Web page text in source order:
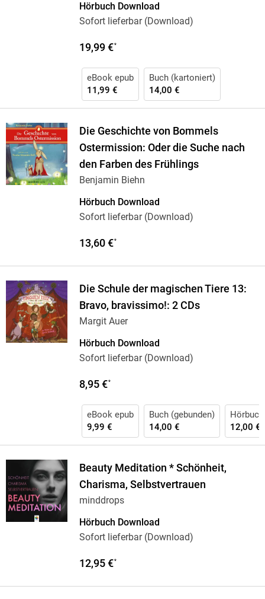
Hörbuch Download
Sofort lieferbar (Download)
19,99 €*
eBook epub
11,99 €
Buch (kartoniert)
14,00 €
Die Geschichte von Bommels
Ostermission: Oder die Suche nach
den Farben des Frühlings
Benjamin Biehn
Hörbuch Download
Sofort lieferbar (Download)
13,60 €*
Die Schule der magischen Tiere 13:
Bravo, bravissimo!: 2 CDs
Margit Auer
Hörbuch Download
Sofort lieferbar (Download)
8,95 €*
eBook epub
9,99 €
Buch (gebunden)
14,00 €
12,00 €
Beauty Meditation * Schönheit,
Charisma, Selbstvertrauen
minddrops
Hörbuch Download
Sofort lieferbar (Download)
12,95 €*